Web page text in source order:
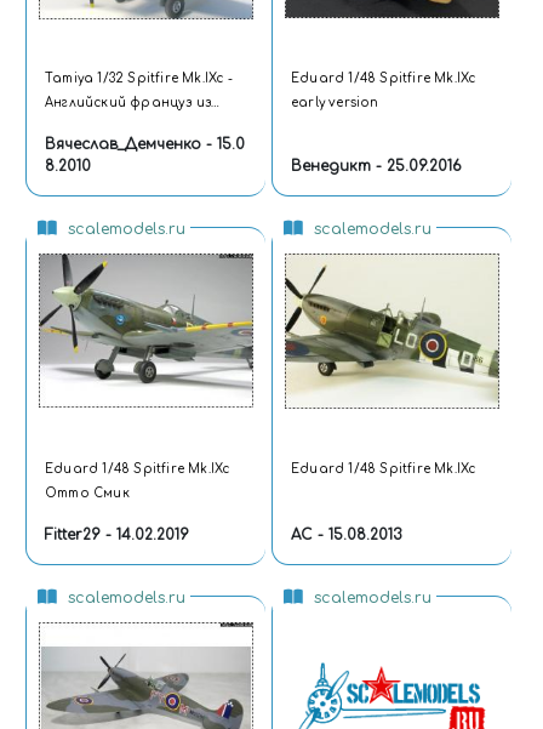
Tamiya 1/32 Spitfire Mk.IXc -
Английский француз из
Вячеслав_Демченко - 15.0
8.2010
Eduard 1/48 Spitfire Mk.IXc
early version
Венедикт - 25.09.2016
scalemodels.ru
Eduard 1/48 Spitfire Mk.IXc
Отто Смик
Fitter29 - 14.02.2019
scalemodels.ru
Eduard 1/48 Spitfire Mk.IXc
AC - 15.08.2013
scalemodels.ru scalemodels.ru